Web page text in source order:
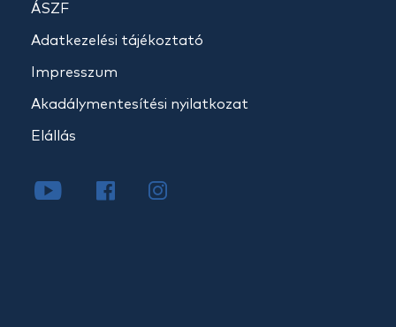
ÁSZF
Adatkezelési tájékoztató
Impresszum
Akadálymentesítési nyilatkozat
Elállás